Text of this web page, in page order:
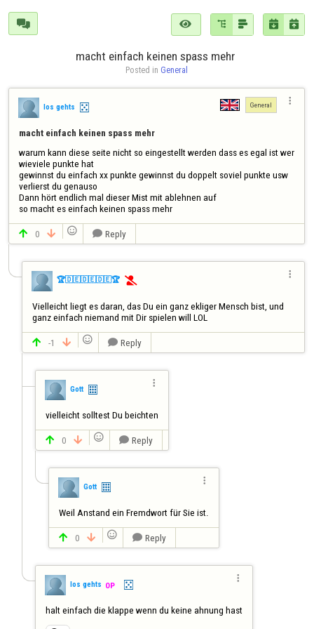
     
macht einfach keinen spass mehr
Posted in General
los gehts General 
macht einfach keinen spass mehr
warum kann diese seite nicht so eingestellt werden dass es egal ist wer
wieviele punkte hat
gewinnst du einfach xx punkte gewinnst du doppelt soviel punkte usw
verlierst du genauso
Dann hört endlich mal dieser Mist mit ablehnen auf
 0    Reply
🏆🇩🇪🇩🇪🇩🇪🏆 

Vielleicht liegt es daran, das Du ein ganz ekliger Mensch bist, und
ganz einfach niemand mit Dir spielen will LOL
 -1    Reply
Gott

vielleicht solltest Du beichten
 0    Reply
Gott

Weil Anstand ein Fremdwort für Sie ist.
 0    Reply
los gehts OP

halt einfach die klappe wenn du keine ahnung hast